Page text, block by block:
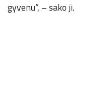
gyvenu“, – sako ji.